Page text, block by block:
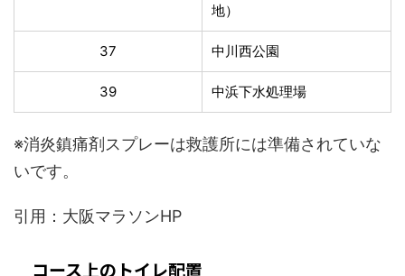
地）
37 中川西公園
39 中浜下水処理場
※消炎鎮痛剤スプレーは救護所には準備されていな
いです。
引用：大阪マラソンHP
コース上のトイレ配置